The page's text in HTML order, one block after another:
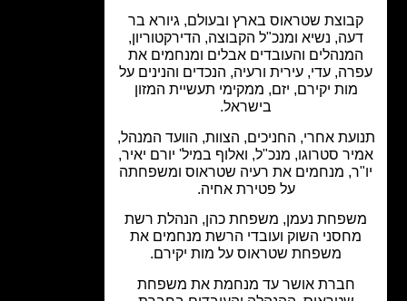
שטראוס בארץ ובעולם, גיורא בר
נשיא ומנכ"ל הקבוצה, הדירקטוריון,
והעובדים אבלים ומנחמים את
עדי, עירית ורעיה, הנכדים והנינים על
מות יקירם, יזם, ממקימי תעשיית המזון
בישראל.
אחרי, החניכים, הצוות, הוועד המנהל,
סטרוגו, מנכ"ל, ואלוף במיל' יורם יאיר,
מנחמים את רעיה שטראוס ומשפחתה
על פטירת אחיה.
נעמן, משפחת כהן, הנהלת רשת
השוק ועובדי הרשת מנחמים את
משפחת שטראוס על מות יקירם.
חברת אושר עד מנחמת את משפחת